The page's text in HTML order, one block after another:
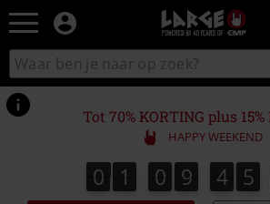
Large
–
Muziek-,
en
gaming-
merch
+
alternatieve
kleding
Zoek
in
catalogus
Tot 70% KORTING plus
HAPPY WEEKEND
0
0 1
1 0
0 9
9 4
4 5
5